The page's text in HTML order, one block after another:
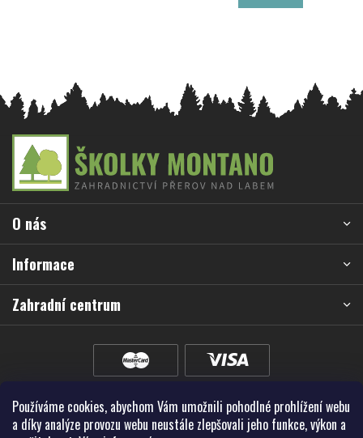
Používáme cookies, abychom Vám umožnili pohodlné prohlížení webu
a díky analýze provozu webu neustále zlepšovali jeho funkce, výkon a
a
í
O nás
Informace
Zahradní centrum